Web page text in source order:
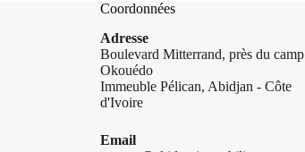
Coordonnées
Adresse
Boulevard Mitterrand, près du camp
Okouédo
Immeuble Pélican, Abidjan - Côte
d'Ivoire
Email